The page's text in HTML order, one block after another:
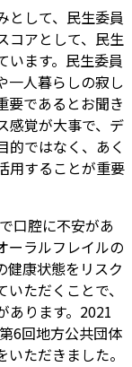
として、民生委員
コアとして、民生
います。民生委員
一人暮らしの寂し
要であるとお聞き
感覚が大事で、デ
的ではなく、あく
用することが重要
口腔に不安があ
ーラルフレイルの
健康状態をリスク
ただくことで、
あります。2021
6回地方公共団体
ただきました。